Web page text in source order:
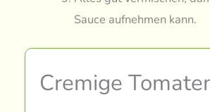
Sauce aufnehmen kann.
Cremige